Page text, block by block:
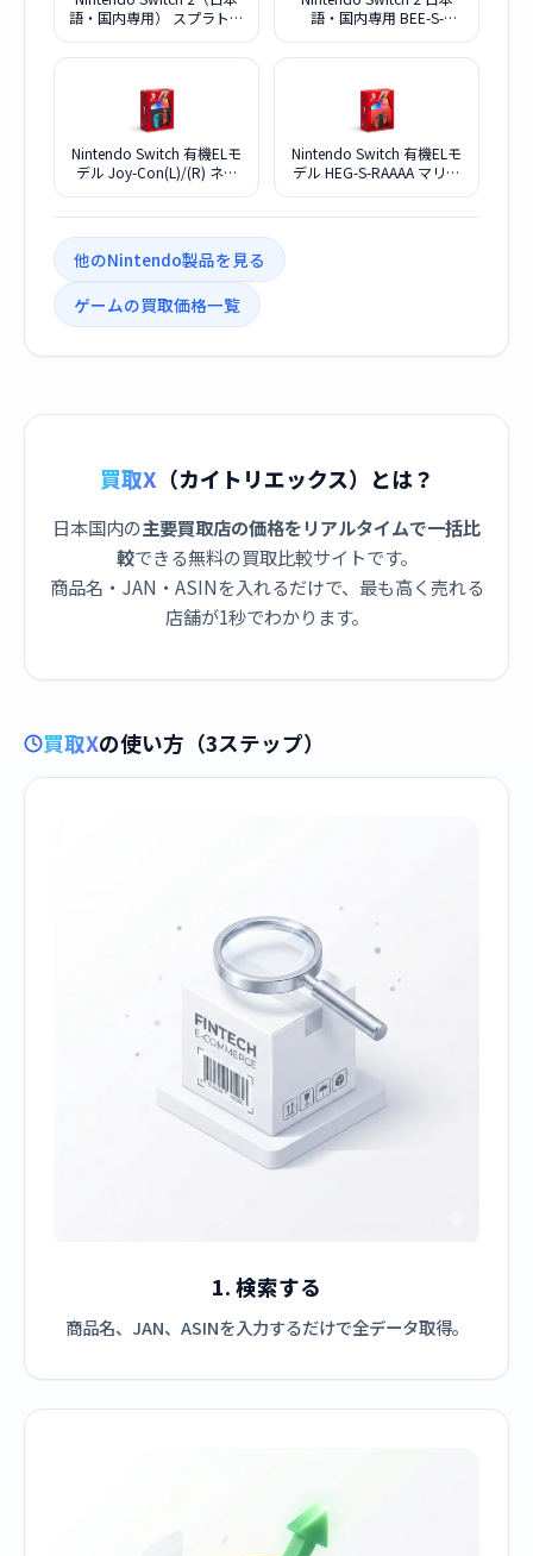
語・国内専用） スプラトゥ
BEE-S-KB6PE
語・国内専用 BEE-S-
Nintendo Switch 有機ELモ
デル Joy-Con(L)/(R) ネオ
Nintendo Switch 有機ELモ
デル HEG-S-RAAAA マリオ
他のNintendo製品を見る
ゲームの買取価格一覧
買取X （カイトリエックス）とは？
日本国内の主要買取店の価格をリアルタイムで一括比
較できる無料の買取比較サイトです。
商品名・JAN・ASINを入れるだけで、最も高く売れる
店舗が1秒でわかります。
買取Xの使い方（3ステップ）
1. 検索する
商品名、JAN、ASINを入力するだけで全データ取得。